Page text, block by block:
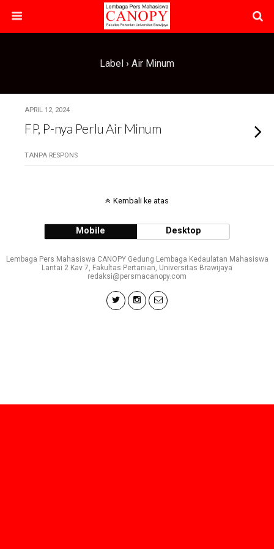
Label › Air Minum
APRIL 12, 2024
FP, P-nya Perlu Air Minum
TANPA RESPONS
Kembali ke atas
Mobile Desktop
Lembaga Pers Mahasiswa CANOPY Gedung Lembaga Kedaulatan Mahasiswa
Lantai 2 Kav 7, Fakultas Pertanian, Universitas Brawijaya
redaksi@persmacanopy.com